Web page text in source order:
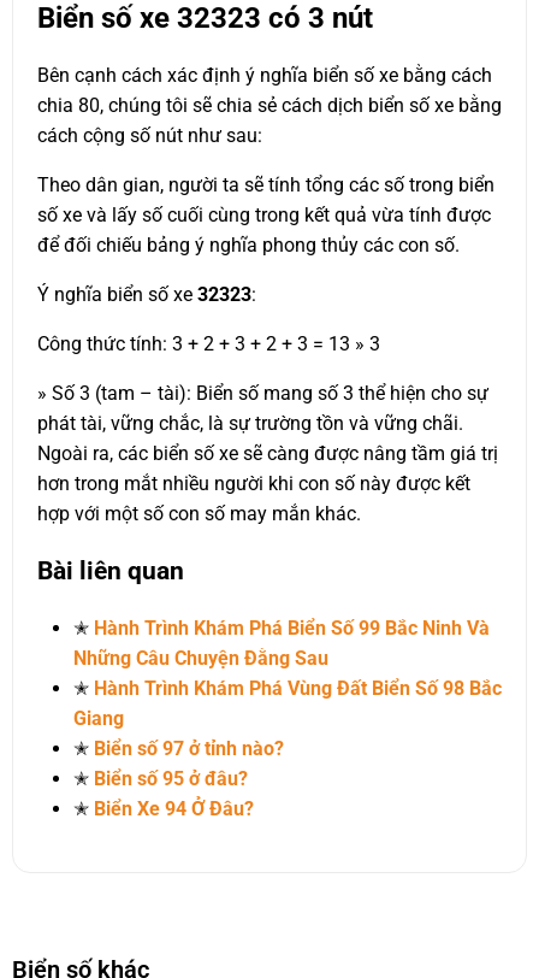
Biển số xe 32323 có 3 nút
Bên cạnh cách xác định ý nghĩa biển số xe bằng cách
chia 80, chúng tôi sẽ chia sẻ cách dịch biển số xe bằng
cách cộng số nút như sau:
Theo dân gian, người ta sẽ tính tổng các số trong biển
số xe và lấy số cuối cùng trong kết quả vừa tính được
để đối chiếu bảng ý nghĩa phong thủy các con số.
Ý nghĩa biển số xe 32323:
Công thức tính: 3 + 2 + 3 + 2 + 3 = 13 » 3
» Số 3 (tam – tài): Biển số mang số 3 thể hiện cho sự
phát tài, vững chắc, là sự trường tồn và vững chãi.
Ngoài ra, các biển số xe sẽ càng được nâng tầm giá trị
hơn trong mắt nhiều người khi con số này được kết
hợp với một số con số may mắn khác.
Bài liên quan
✭ Hành Trình Khám Phá Biển Số 99 Bắc Ninh Và
Những Câu Chuyện Đằng Sau
✭ Hành Trình Khám Phá Vùng Đất Biển Số 98 Bắc
Giang
✭ Biển số 97 ở tỉnh nào?
✭ Biển số 95 ở đâu?
✭ Biển Xe 94 Ở Đâu?
Biển số khác